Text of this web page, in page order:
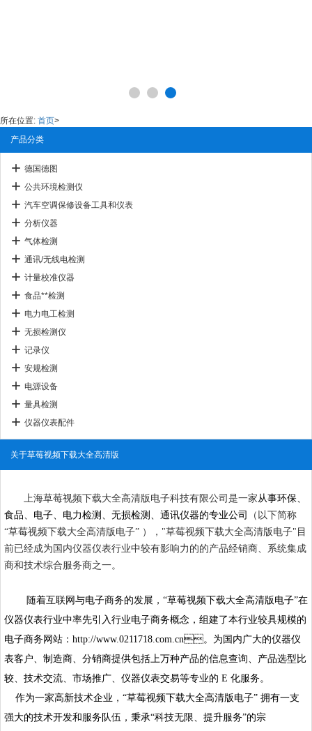
所在位置: 首页>
产品分类
德国德图
公共环境检测仪
汽车空调保修设备工具和仪表
分析仪器
气体检测
通讯/无线电检测
计量校准仪器
食品**检测
电力电工检测
无损检测仪
记录仪
安规检测
电源设备
量具检测
仪器仪表配件
关于草莓视频下载大全高清版
上海草莓视频下载大全高清版电子科技有限公司是一家从事环保、
食品、电子、电力检测、无损检测、通讯仪器的专业公司
（以下简称
“草莓视频下载大全高清版电子” ）， "草莓视频下载大全高清版电子" 目
前已经成为国内仪器仪表行业中较有影响力的的产品经销商、系统集成
商和技术综合服务商之一。
随着互联网与电子商务的发展， “草莓视频下载大全高清版电子”在
仪器仪表行业中率先引入行业电子商务概念，组建了本行业较具规模的
电子商务网站：http://www.0211718.com.cn。为国内广大的仪器仪
表客户、制造商、分销商提供包括上万种产品的信息查询、产品选型比
较、技术交流、市场推广、仪器仪表交易等专业的 E 化服务。
作为一家高新技术企业， “草莓视频下载大全高清版电子” 拥有一支
强大的技术开发和服务队伍，秉承“科技无限、提升服务”的宗